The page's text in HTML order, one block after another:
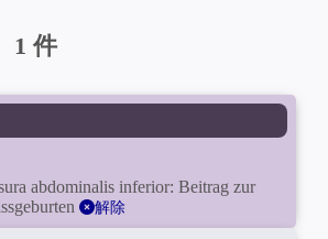
1 件
abdominalis inferior: Beitrag zur
解除